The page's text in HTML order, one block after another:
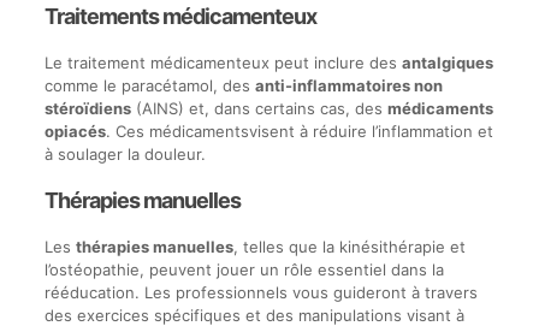
Traitements médicamenteux
Le traitement médicamenteux peut inclure des antalgiques
comme le paracétamol, des anti-inflammatoires non
stéroïdiens(AINS) et, dans certains cas, des médicaments
opiacés. Ces médicamentsvisent à réduire l’inflammation et
à soulager la douleur.
Thérapies manuelles
Les thérapies manuelles, telles que la kinésithérapie et
l’ostéopathie, peuvent jouer un rôle essentiel dans la
rééducation. Les professionnels vous guideront à travers
des exercices spécifiques et des manipulations visant à